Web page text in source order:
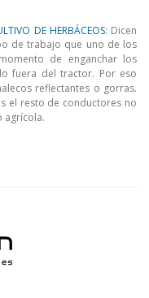
DE HERBÁCEOS: Dicen
de trabajo que uno de los
de enganchar los
fuera del tractor. Por eso
reflectantes o gorras.
el resto de conductores no
agrícola.